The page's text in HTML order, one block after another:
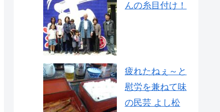
んの糸目付け！
疲れたねぇ～と
慰労を兼ねて味
の民芸 よし松